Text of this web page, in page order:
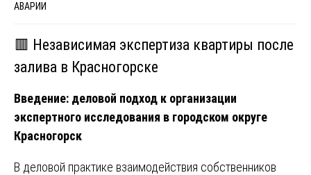
АВАРИИ
🟥 Независимая экспертиза квартиры после
залива в Красногорске
Введение: деловой подход к организации
экспертного исследования в городском округе
Красногорск
В деловой практике взаимодействия собственников